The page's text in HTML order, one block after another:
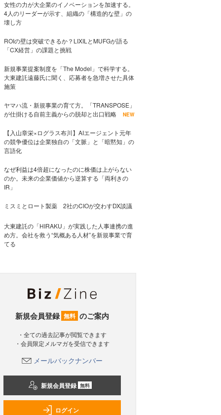
女性の力が大企業のイノベーションを加速する。
4人のリーダーが示す、組織の「構造的な壁」の
壊し方
ROIの壁は突破できるか？LIXILとMUFGが語る
「CX経営」の課題と挑戦
新規事業提案制度を「The Model」で科学する。
大東建託遠藤氏に聞く、応募者を急増させた具体
施策
ヤマハ流・新規事業の育て方。「TRANSPOSE」
が仕掛ける自前主義からの脱却と出口戦略
NEW
【入山章栄×ログラス布川】AIエージェント元年
の競争優位は企業独自の「文脈」と「暗黙知」の
言語化
なぜ利益は4倍超になったのに株価は上がらない
のか。未来の企業価値から逆算する「両利きの
IR」
ミスミとロート製薬 2社のCIOが交わすDX談議
大東建託の「HIRAKU」が実践した人事連携の進
め方。会社を救う“気概ある人材”を新規事業で育
てる
新規会員登録 無料 のご案内
・全ての過去記事が閲覧できます
・会員限定メルマガを受信できます
メールバックナンバー
新規会員登録 無料
ログイン